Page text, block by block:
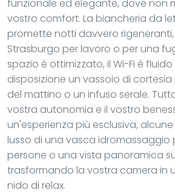
funzionale ed elegante, dove non
vostro comfort. La biancheria da
promette notti davvero
Strasburgo per lavoro o per una
spazio è ottimizzato, il Wi-Fi è
disposizione un vassoio di
del mattino o un infuso serale.
vostra autonomia e il vostro
un'esperienza più esclusiva,
lusso di una vasca idromassaggio
persone o una vista panoramica
trasformando la vostra camera in
nido di relax.